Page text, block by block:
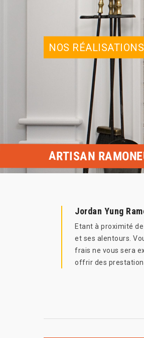
NOS RÉALISATIONS
ARTISAN
Jordan Yung
Etant à proximité
et ses alentours.
frais ne vous sera
offrir des